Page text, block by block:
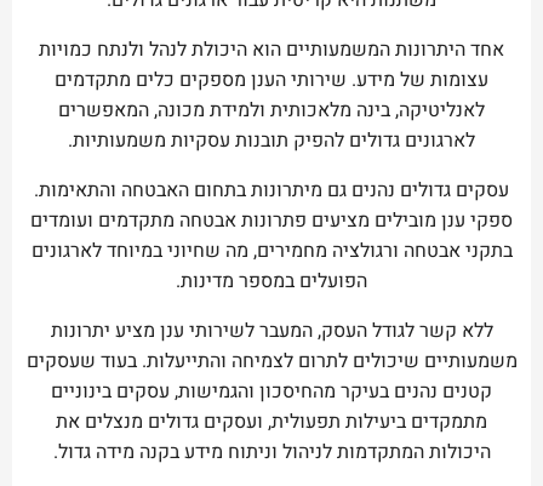
אחד היתרונות המשמעותיים הוא היכולת לנהל ולנתח כמויות
עצומות של מידע. שירותי הענן מספקים כלים מתקדמים
לאנליטיקה, בינה מלאכותית ולמידת מכונה, המאפשרים
לארגונים גדולים להפיק תובנות עסקיות משמעותיות.
עסקים גדולים נהנים גם מיתרונות בתחום האבטחה והתאימות.
ספקי ענן מובילים מציעים פתרונות אבטחה מתקדמים ועומדים
בתקני אבטחה ורגולציה מחמירים, מה שחיוני במיוחד לארגונים
הפועלים במספר מדינות.
ללא קשר לגודל העסק, המעבר לשירותי ענן מציע יתרונות
משמעותיים שיכולים לתרום לצמיחה והתייעלות. בעוד שעסקים
קטנים נהנים בעיקר מהחיסכון והגמישות, עסקים בינוניים
מתמקדים ביעילות תפעולית, ועסקים גדולים מנצלים את
היכולות המתקדמות לניהול וניתוח מידע בקנה מידה גדול.